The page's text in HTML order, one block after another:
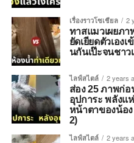
เรื่องราวโซเชียล 2
ทาสแมวเผยภา
ยัดเยียดตัวเอง
นกันเป๊ะจนชาว
ไลฟ์สไตล์ 2 years
ส่อง 25 ภาพก่
อุปการะ พลังแ
หน้าตาของน้อง
2)
ไลฟ์สไตล์ 2 years